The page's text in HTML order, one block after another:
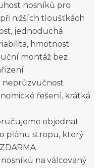
nosníků pro
nižších tloušťkách
jednoduchá
hmotnost
montáž bez
neprůzvučnost
řešení, krátká
objednat
plánu stropu, který
na válcovaný